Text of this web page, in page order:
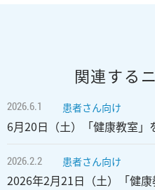
関連する
2026.6.1 患者さん向け
6月20日（土）「健康教室」
2026.2.2 患者さん向け
2026年2月21日（土）「健